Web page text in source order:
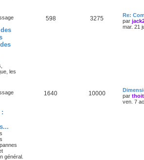
les
598 3275
Re:
par
mar. 21
:
général.
1640 10000
par
ven. 7